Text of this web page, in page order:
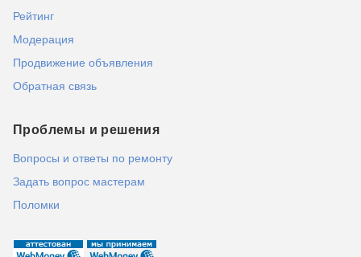
Рейтинг
Модерация
Продвижение объявления
Обратная связь
Проблемы и решения
Вопросы и ответы по ремонту
Задать вопрос мастерам
Поломки